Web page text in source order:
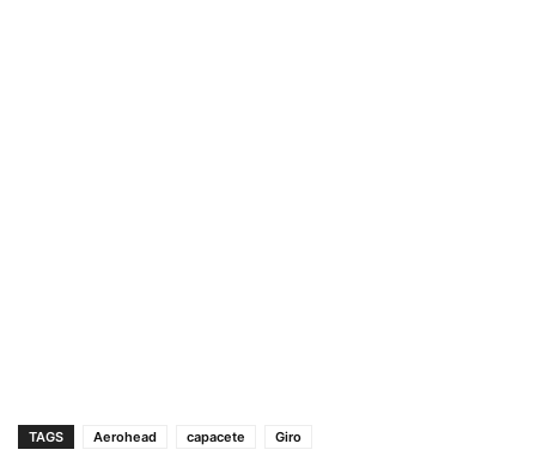
TAGS Aerohead capacete Giro